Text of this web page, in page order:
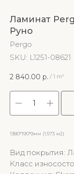
Ламинат
Руно
Pergo
SKU: L1251-08621
2 840.00 р. / 1 m²
1380*190*9мм (1.573 м2)
Вид покрытия:
Класс